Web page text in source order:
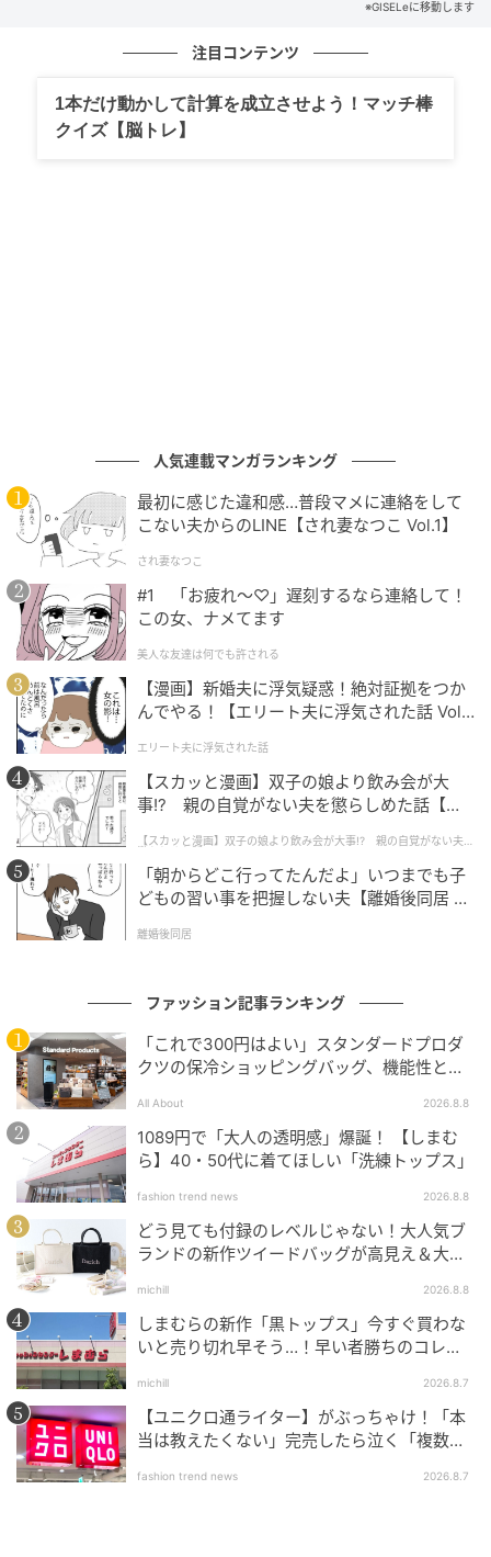
オールインワン／パサンド バイヌキテパ（スピック&
スパン ルミネ有楽町） 「白黒だからふだん柄を着ない
私でもキュンと。胸下の切り替えで脚も長く。（船戸
さん）」
探し求めていた理想の色み
好みの色であることは大前提。そこからさらに踏み込
んだ「色み」へのこだわりが稼働率を大きく左右。素
材特有のニュアンスも味方につけて。
「経年変化も楽しめる」
〈右〉ピンクストレートデニムパンツ（RHC限定）／
RH ヴィンテージ（RHC ロンハーマン） 「にごりのな
※GISELeに移動します
注目コンテンツ
1本だけ動かして計算を成立させよう！マッチ棒
クイズ【脳トレ】
人気連載マンガランキング
最初に感じた違和感…普段マメに連絡をして
こない夫からのLINE【され妻なつこ Vol.1】
され妻なつこ
#1 「お疲れ〜♡」遅刻するなら連絡して！
この女、ナメてます
美人な友達は何でも許される
【漫画】新婚夫に浮気疑惑！絶対証拠をつか
んでやる！【エリート夫に浮気された話 Vol.
エリート夫に浮気された話
【スカッと漫画】双子の娘より飲み会が大
事!? 親の自覚がない夫を懲らしめた話【第1
【スカッと漫画】双子の娘より飲み会が大事!? 親の自覚がない夫を
懲らしめた話
「朝からどこ行ってたんだよ」いつまでも子
どもの習い事を把握しない夫【離婚後同居 Vo
離婚後同居
ファッション記事ランキング
「これで300円はよい」スタンダードプロダ
クツの保冷ショッピングバッグ、機能性とデ
All About 2026.8.8
1089円で「大人の透明感」爆誕！ 【しまむ
ら】40・50代に着てほしい「洗練トップス」
fashion trend news 2026.8.8
どう見ても付録のレベルじゃない！大人気ブ
ランドの新作ツイードバッグが高見え＆大容
michill 2026.8.8
しまむらの新作「黒トップス」今すぐ買わな
いと売り切れ早そう…！早い者勝ちのコレ買
michill 2026.8.7
【ユニクロ通ライター】がぶっちゃけ！「本
当は教えたくない」完売したら泣く「複数買
fashion trend news 2026.8.7